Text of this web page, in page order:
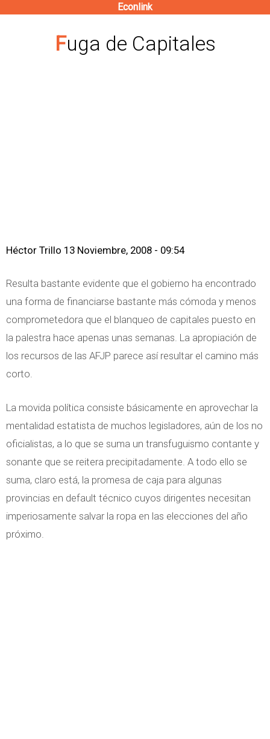
contenido
Econlink
Fuga de Capitales
Héctor Trillo 13 Noviembre, 2008 - 09:54
Resulta bastante evidente que el gobierno ha encontrado
una forma de financiarse bastante más cómoda y menos
comprometedora que el blanqueo de capitales puesto en
la palestra hace apenas unas semanas. La apropiación de
los recursos de las AFJP parece así resultar el camino más
corto.
La movida política consiste básicamente en aprovechar la
mentalidad estatista de muchos legisladores, aún de los no
oficialistas, a lo que se suma un transfuguismo contante y
sonante que se reitera precipitadamente. A todo ello se
suma, claro está, la promesa de caja para algunas
provincias en default técnico cuyos dirigentes necesitan
imperiosamente salvar la ropa en las elecciones del año
próximo.